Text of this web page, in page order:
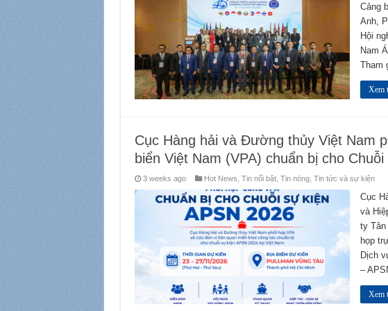
Cảng
Anh,
Hội
Nam
Tham
Xem
Cục Hàng hải và Đường thủy Việt Nam
biển Việt Nam (VPA) chuẩn bị cho
3 weeks ago Hot News Tin nổi bật, Tin nóng, Tin tức và sự kiện
Cục
và
ty Tân
họp
Dịch
–
Xem